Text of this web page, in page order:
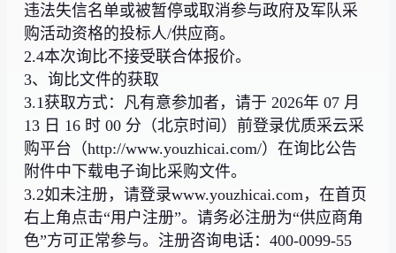
违法失信名单或被暂停或取消参与政府及军队采
购活动资格的投标人/供应商。
2.4本次询比不接受联合体报价。
3、询比文件的获取
3.1获取方式：凡有意参加者，请于 2026年 07 月
13 日 16 时 00 分（北京时间）前登录优质采云采
购平台（http://www.youzhicai.com/）在询比公告
附件中下载电子询比采购文件。
3.2如未注册，请登录www.youzhicai.com，在首页
右上角点击“用户注册”。请务必注册为“供应商角
色”方可正常参与。注册咨询电话：400-0099-55